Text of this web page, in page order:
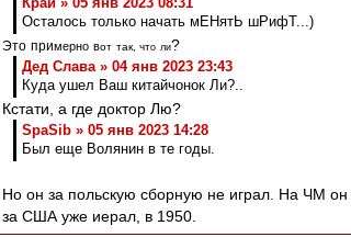
Осталось только начать мЕНятЬ шРифТ...)
Это примерно вот так , что ли?
Дед Слава » 04 янв 2023 23:43
Куда ушел Ваш китайчонок Ли?..
Кстати, а где доктор Лю?
SpaSib » 05 янв 2023 14:28
Был еще Волянин в те годы.
Но он за польскую сборную не играл. На ЧМ он
за США уже иерал, в 1950.